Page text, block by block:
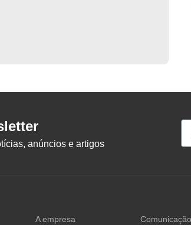
anúncios e artigos
A empresa Comunicação